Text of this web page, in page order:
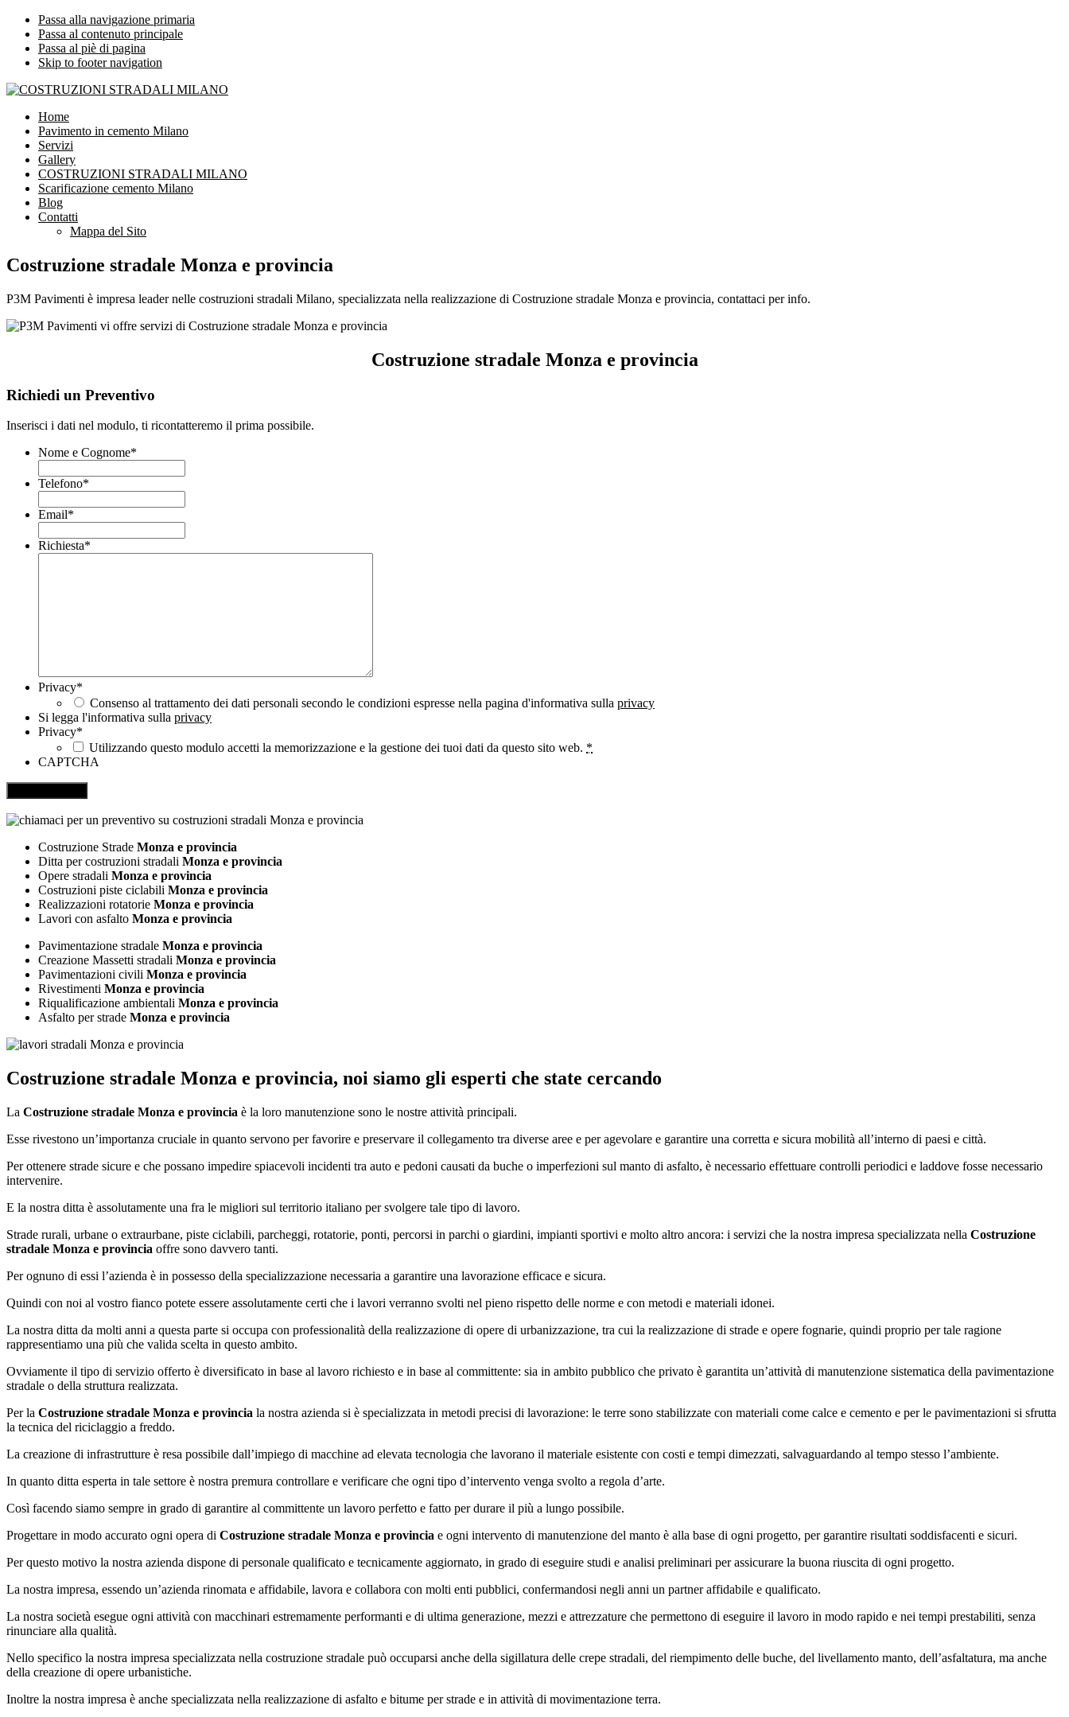
Passa alla navigazione primaria
Passa al contenuto principale
Passa al piè di pagina
Skip to footer navigation
COSTRUZIONI STRADALI MILANO
Impresa leader nelle costruzioni stradali Milano
Home
Pavimento in cemento Milano
Servizi
Gallery
COSTRUZIONI STRADALI MILANO
Scarificazione cemento Milano
Blog
Contatti
Mappa del Sito
Costruzione stradale Monza e provincia
P3M Pavimenti è impresa leader nelle costruzioni stradali Milano, specializzata nella realizzazione di Costruzione stradale Monza e provincia, contattaci per info.
Costruzione stradale Monza e provincia
Richiedi un Preventivo
Inserisci i dati nel modulo, ti ricontatteremo il prima possibile.
Nome e Cognome*
Telefono*
Email*
Richiesta*
Privacy*
Consenso al trattamento dei dati personali secondo le condizioni espresse nella pagina d'informativa sulla privacy
Si legga l'informativa sulla privacy
Privacy*
Utilizzando questo modulo accetti la memorizzazione e la gestione dei tuoi dati da questo sito web. *
CAPTCHA
Costruzione Strade Monza e provincia
Ditta per costruzioni stradali Monza e provincia
Opere stradali Monza e provincia
Costruzioni piste ciclabili Monza e provincia
Realizzazioni rotatorie Monza e provincia
Lavori con asfalto Monza e provincia
Pavimentazione stradale Monza e provincia
Creazione Massetti stradali Monza e provincia
Pavimentazioni civili Monza e provincia
Rivestimenti Monza e provincia
Riqualificazione ambientali Monza e provincia
Asfalto per strade Monza e provincia
Costruzione stradale Monza e provincia, noi siamo gli esperti che state cercando
La Costruzione stradale Monza e provincia è la loro manutenzione sono le nostre attività principali.
Esse rivestono un’importanza cruciale in quanto servono per favorire e preservare il collegamento tra diverse aree e per agevolare e garantire una corretta e sicura mobilità all’interno di paesi e città.
Per ottenere strade sicure e che possano impedire spiacevoli incidenti tra auto e pedoni causati da buche o imperfezioni sul manto di asfalto, è necessario effettuare controlli periodici e laddove fosse necessario
intervenire.
E la nostra ditta è assolutamente una fra le migliori sul territorio italiano per svolgere tale tipo di lavoro.
Strade rurali, urbane o extraurbane, piste ciclabili, parcheggi, rotatorie, ponti, percorsi in parchi o giardini, impianti sportivi e molto altro ancora: i servizi che la nostra impresa specializzata nella Costruzione
stradale Monza e provincia offre sono davvero tanti.
Per ognuno di essi l’azienda è in possesso della specializzazione necessaria a garantire una lavorazione efficace e sicura.
Quindi con noi al vostro fianco potete essere assolutamente certi che i lavori verranno svolti nel pieno rispetto delle norme e con metodi e materiali idonei.
La nostra ditta da molti anni a questa parte si occupa con professionalità della realizzazione di opere di urbanizzazione, tra cui la realizzazione di strade e opere fognarie, quindi proprio per tale ragione
rappresentiamo una più che valida scelta in questo ambito.
Ovviamente il tipo di servizio offerto è diversificato in base al lavoro richiesto e in base al committente: sia in ambito pubblico che privato è garantita un’attività di manutenzione sistematica della pavimentazione
stradale o della struttura realizzata.
Per la Costruzione stradale Monza e provincia la nostra azienda si è specializzata in metodi precisi di lavorazione: le terre sono stabilizzate con materiali come calce e cemento e per le pavimentazioni si sfrutta
la tecnica del riciclaggio a freddo.
La creazione di infrastrutture è resa possibile dall’impiego di macchine ad elevata tecnologia che lavorano il materiale esistente con costi e tempi dimezzati, salvaguardando al tempo stesso l’ambiente.
In quanto ditta esperta in tale settore è nostra premura controllare e verificare che ogni tipo d’intervento venga svolto a regola d’arte.
Così facendo siamo sempre in grado di garantire al committente un lavoro perfetto e fatto per durare il più a lungo possibile.
Progettare in modo accurato ogni opera di Costruzione stradale Monza e provincia e ogni intervento di manutenzione del manto è alla base di ogni progetto, per garantire risultati soddisfacenti e sicuri.
Per questo motivo la nostra azienda dispone di personale qualificato e tecnicamente aggiornato, in grado di eseguire studi e analisi preliminari per assicurare la buona riuscita di ogni progetto.
La nostra impresa, essendo un’azienda rinomata e affidabile, lavora e collabora con molti enti pubblici, confermandosi negli anni un partner affidabile e qualificato.
La nostra società esegue ogni attività con macchinari estremamente performanti e di ultima generazione, mezzi e attrezzature che permettono di eseguire il lavoro in modo rapido e nei tempi prestabiliti, senza
rinunciare alla qualità.
Nello specifico la nostra impresa specializzata nella costruzione stradale può occuparsi anche della sigillatura delle crepe stradali, del riempimento delle buche, del livellamento manto, dell’asfaltatura, ma anche
della creazione di opere urbanistiche.
Inoltre la nostra impresa è anche specializzata nella realizzazione di asfalto e bitume per strade e in attività di movimentazione terra.